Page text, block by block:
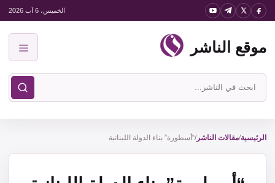
انتقل
المحتوى
الخميس، 6 آب 2026
موقع الناشر
ابحث
في
الناشر
الرئيسية/مقالات الناشر/“أسطورة” بناء الدولة اللبنانية